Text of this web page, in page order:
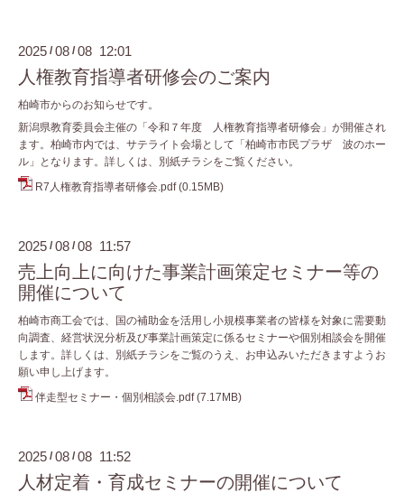
2025 /08 /08 12:01
人権教育指導者研修会のご案内
柏崎市からのお知らせです。
新潟県教育委員会主催の「令和７年度 人権教育指導者研修会」が開催され
ます。柏崎市内では、サテライト会場として「柏崎市市民プラザ 波のホー
ル」となります。詳しくは、別紙チラシをご覧ください。
R7人権教育指導者研修会.pdf (0.15MB)
2025 /08 /08 11:57
売上向上に向けた事業計画策定セミナー等の
開催について
柏崎市商工会では、国の補助金を活用し小規模事業者の皆様を対象に需要動
向調査、経営状況分析及び事業計画策定に係るセミナーや個別相談会を開催
します。詳しくは、別紙チラシをご覧のうえ、お申込みいただきますようお
願い申し上げます。
伴走型セミナー・個別相談会.pdf (7.17MB)
2025 /08 /08 11:52
人材定着・育成セミナーの開催について